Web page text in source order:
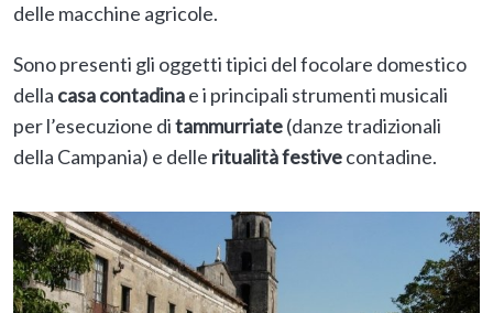
delle macchine agricole.
Sono presenti gli oggetti tipici del focolare domestico
della casa contadinae i principali strumenti musicali
per l’esecuzione ditammurriate(danze tradizionali
della Campania) e delle ritualità festivecontadine.